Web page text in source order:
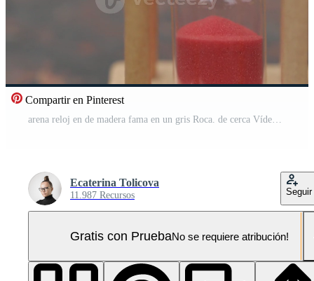
Compartir en Pinterest
arena reloj en de madera fama en un gris Roca. de cerca Vídeo Pro
Ecaterina Tolicova
11.987 Recursos Seguir
Gratis con PruebaNo se requiere atribución!